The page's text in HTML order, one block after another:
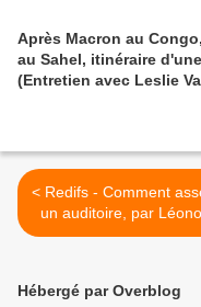
Après Macron au
au Sahel, itinéraire
(Entretien avec Leslie
< Redifs - Comment asseoir
un auditoire, par
Miano - décembre
Hébergé par Overblog